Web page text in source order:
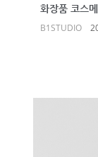
화장품 코스
B1STUDIO